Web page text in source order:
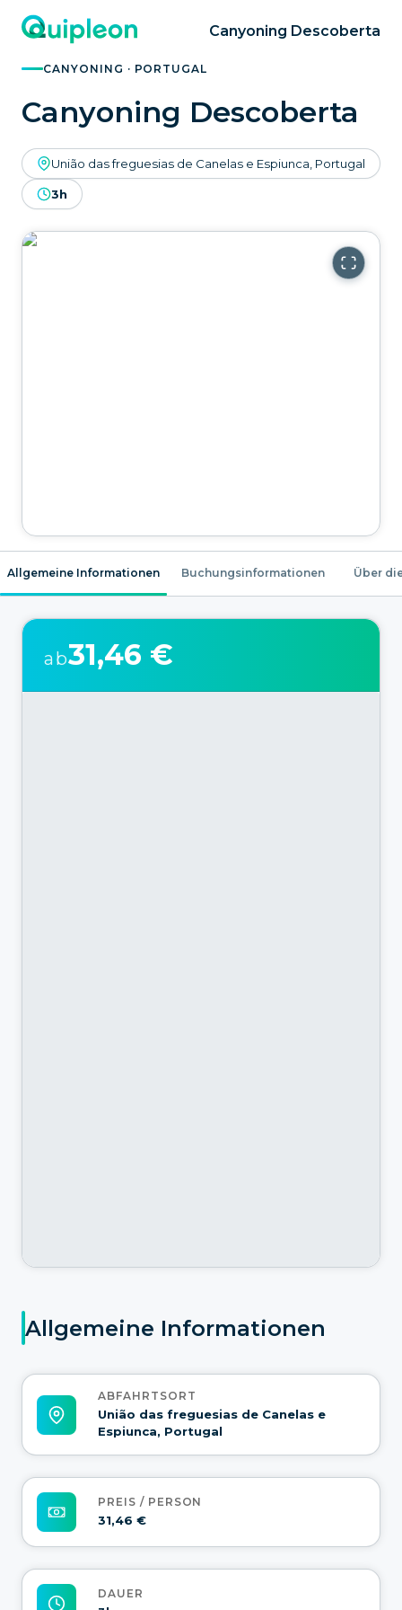
Canyoning Descoberta
CANYONING · PORTUGAL
Canyoning Descoberta
União das freguesias de Canelas e Espiunca, Portugal
3h
Allgemeine Informationen Buchungsinformationen Über
Allgemeine Informationen
ABFAHRTSORT
União das freguesias de Canelas e
Espiunca, Portugal
PREIS / PERSON
31,46 €
DAUER
ab31,46 €